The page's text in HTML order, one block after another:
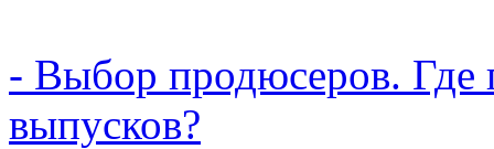
- Выбор продюсеров. Где
выпусков?